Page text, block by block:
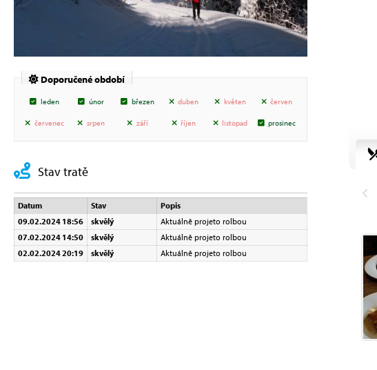
Doporučené období
leden únor březen duben květen červen
červenec srpen září říjen listopad prosinec
Stav tratě
Datum Stav
Popis
09.02.2024 18:56
skvělý
Aktuálně projeto rolbou
07.02.2024 14:50
skvělý
Aktuálně projeto rolbou
02.02.2024 20:19
skvělý Aktuálně projeto rolbou